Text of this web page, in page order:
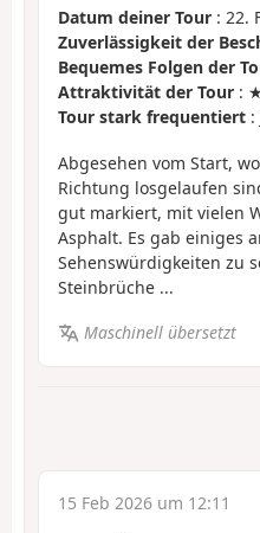
Datum deiner Tour : 22.
Zuverlässigkeit der
Bequemes Folgen der
Attraktivität der Tour :
Tour stark frequentiert :
Abgesehen vom Start,
Richtung losgelaufen
gut markiert, mit vielen
Asphalt. Es gab einiges
Sehenswürdigkeiten zu
Steinbrüche ...
Maschinell übersetzt
15 Feb 2026 um 12:11